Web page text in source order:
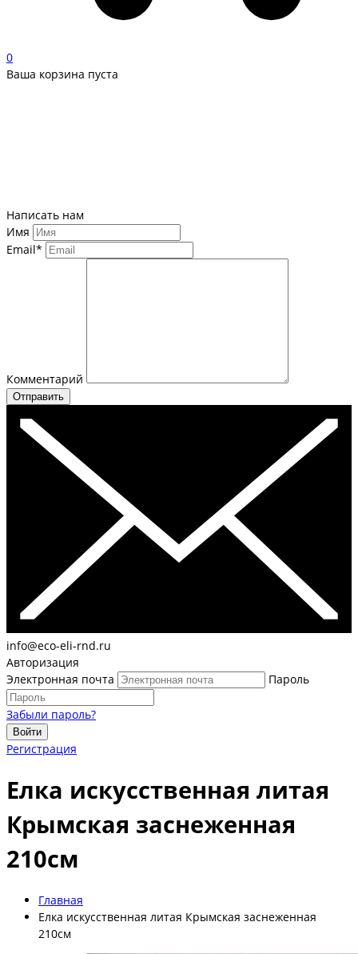
0
Ваша корзина пуста
Написать нам
Имя
Email*
Комментарий
Отправить
info@eco-eli-rnd.ru
Авторизация
Электронная почта
Пароль
Забыли пароль?
Войти
Регистрация
Елка искусственная литая
Крымская заснеженная
210см
Главная
Елка искусственная литая Крымская заснеженная
210см